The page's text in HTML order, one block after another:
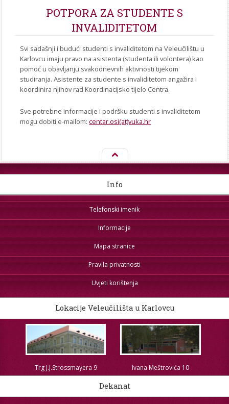
POTPORA ZA STUDENTE S
INVALIDITETOM
Svi sadašnji i budući studenti s invaliditetom na Veleučilištu u
Karlovcu imaju pravo na asistenta (studenta ili volontera) kao
pomoć u obavljanju svakodnevnih aktivnosti tijekom
studiranja. Asistente za studente s invaliditetom angažira i
koordinira njihov rad Koordinacijsko tijelo Centra.
Sve potrebne informacije i podršku studenti s invaliditetom
mogu dobiti e-mailom:centar.osi(at)vuka.hr
Info
Telefonski imenik
Informacije
Mapa stranice
Pravila privatnosti
Uvjeti korištenja
Lokacije Veleučilišta u Karlovcu
Trg J.J.Strossmayera 9 Ivana Meštrovića 10
Dekanat